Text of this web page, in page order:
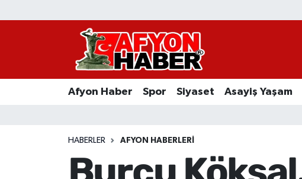
Afyon Haber Spor Siyaset Asayiş Yaşam
HABERLER AFYON HABERLERI
Afyon Haber
Asayiş Yaşam